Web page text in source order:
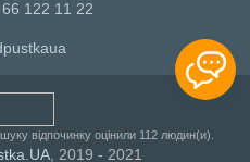
122 11 22
відпочинку оцінили 112 людин(и).
, 2019 - 2021